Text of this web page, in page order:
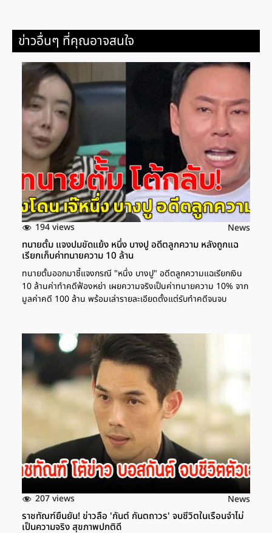
ข่าวอื่นๆ ที่คุณอาจสนใจ
194 views News
ทนายตั้ม แจงปมขัดแย้ง หนึ่ง บางปู อดีตลูกความ หลังถูกแฉ
เรียกเก็บค่าทนายความ 10 ล้าน
ทนายตั้มออกมาชี้แจงกรณี "หนึ่ง บางปู" อดีตลูกความแฉเรียกเงิน
10 ล้านค่าทำคดีฟ้องหย่า เผยความจริงเป็นค่าทนายความ 10% จาก
มูลค่าคดี 100 ล้าน พร้อมเล่ารายละเอียดตั้งแต่รับทำคดีจนจบ
207 views News
ราชทัณฑ์ยืนยัน! ข่าวลือ 'กันต์ กันตถาวร' จบชีวิตในเรือนจำไม่
เป็นความจริง สุขภาพปกติดี